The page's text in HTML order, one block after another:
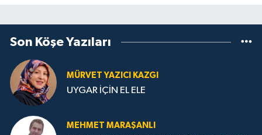
Son Köşe Yazıları
MÜRVET YAZICI KAZGI
UYGAR İÇİN EL ELE
MEHMET MARAŞANLI